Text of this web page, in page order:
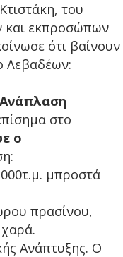
του
και εκπροσώπων
ότι βαίνουν
Λεβαδέων:
στο
ο
μπροστά
πρασίνου,
Ανάπτυξης. Ο